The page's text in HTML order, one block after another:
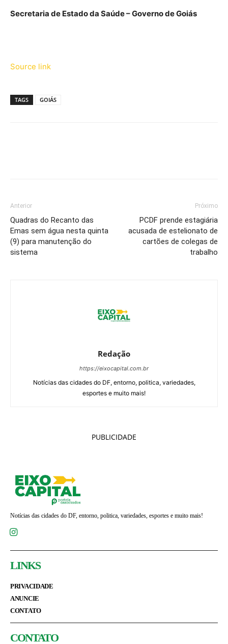
Secretaria de Estado da Saúde – Governo de Goiás
Source link
TAGS GOIÁS
Anterior
Quadras do Recanto das
Emas sem água nesta quinta
(9) para manutenção do
sistema
Próximo
PCDF prende estagiária
acusada de estelionato de
cartões de colegas de
trabalho
Redação
https://eixocapital.com.br
Notícias das cidades do DF, entorno, politica, variedades,
esportes e muito mais!
PUBLICIDADE
Notícias das cidades do DF, entorno, politica, variedades, esportes e muito mais!
LINKS
PRIVACIDADE
ANUNCIE
CONTATO
CONTATO